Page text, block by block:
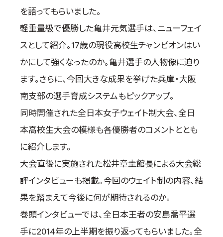
青少年部・保護者の方へ
一般の部・壮年部の方
会員制度
取材のお申し込み
よくある質問
プライバシーポリシー
サイトマップ
Language
日本語
English
を語ってもらいました。
軽重量級で優勝した亀井元気選手は、ニューフェイ
スとして紹介。17歳の現役高校生チャンピオンはい
かにして強くなったのか。亀井選手の人物像に迫り
ます。さらに、今回大きな成果を挙げた兵庫・大阪
南支部の選手育成システムもピックアップ。
同時開催された全日本女子ウェイト制大会、全日
本高校生大会の模様も各優勝者のコメントととも
に紹介します。
大会直後に実施された松井章圭館長による大会総
評インタビューも掲載。今回のウェイト制の内容、結
果を踏まえて今後に何が期待されるのか。
巻頭インタビューでは、全日本王者の安島喬平選
手に2014年の上半期を振り返ってもらいました。全